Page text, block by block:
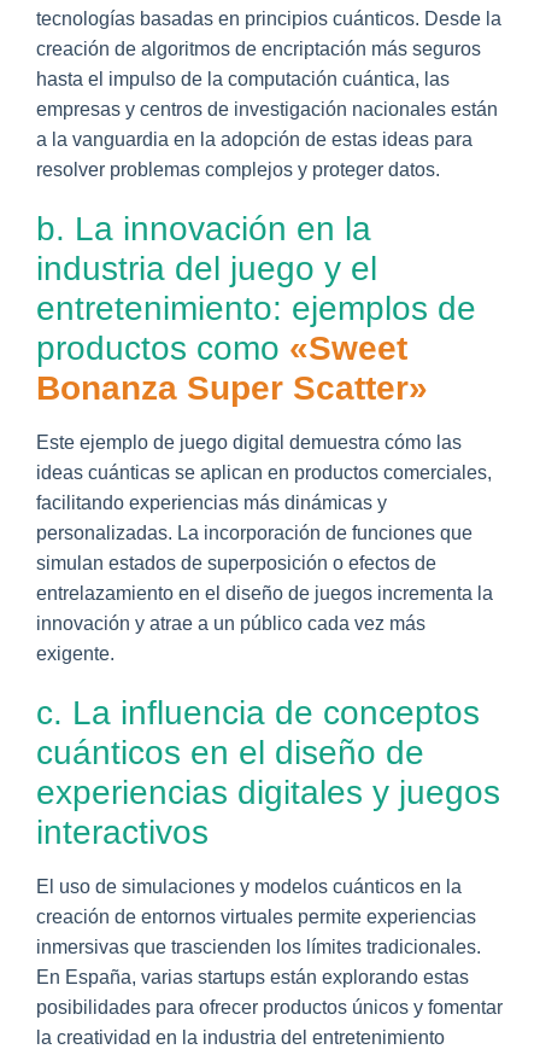
tecnologías basadas en principios cuánticos. Desde la
creación de algoritmos de encriptación más seguros
hasta el impulso de la computación cuántica, las
empresas y centros de investigación nacionales están
a la vanguardia en la adopción de estas ideas para
resolver problemas complejos y proteger datos.
b. La innovación en la
industria del juego y el
entretenimiento: ejemplos de
productos como «Sweet
Bonanza Super Scatter»
Este ejemplo de juego digital demuestra cómo las
ideas cuánticas se aplican en productos comerciales,
facilitando experiencias más dinámicas y
personalizadas. La incorporación de funciones que
simulan estados de superposición o efectos de
entrelazamiento en el diseño de juegos incrementa la
innovación y atrae a un público cada vez más
exigente.
c. La influencia de conceptos
cuánticos en el diseño de
experiencias digitales y juegos
interactivos
El uso de simulaciones y modelos cuánticos en la
creación de entornos virtuales permite experiencias
inmersivas que trascienden los límites tradicionales.
En España, varias startups están explorando estas
posibilidades para ofrecer productos únicos y fomentar
la creatividad en la industria del entretenimiento